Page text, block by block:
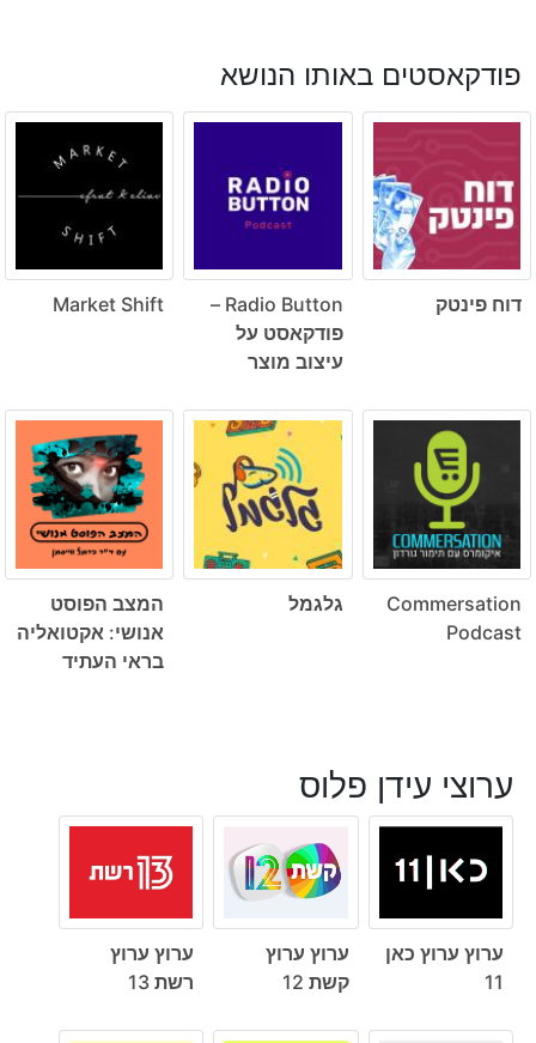
פודקאסטים באותו הנושא
דוח פינטק
Radio Button –
פודקאסט על
עיצוב מוצר
Market Shift
Commersation
Podcast
גלגמל
המצב הפוסט
אנושי: אקטואליה
בראי העתיד
ערוצי עידן פלוס
ערוץ ערוץ כאן
11
ערוץ ערוץ
קשת 12
ערוץ ערוץ
רשת 13